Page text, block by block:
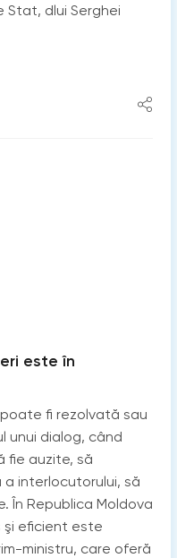
Stat, dlui Serghei
este în
fi rezolvată sau
unui dialog, când
fie auzite, să
interlocutorului, să
În Republica Moldova
şi eficient este
ministru, care oferă